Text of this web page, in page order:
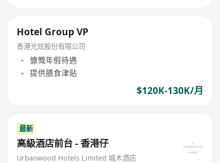
Hotel Group VP
香港光炫股份有限公司
慷慨年假待遇
提供膳食津贴
$120K-130K/月
最新
高級酒店前台 - 香港仔
Urbanwood Hotels Limited 城木酒店